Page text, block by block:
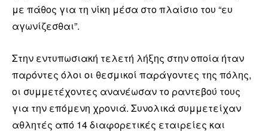
με πάθος για τη νίκη μέσα στο πλαίσιο του “ευ
αγωνίζεσθαι”.
Στην εντυπωσιακή τελετή λήξης στην οποία ήταν
παρόντες όλοι οι θεσμικοί παράγοντες της πόλης,
οι συμμετέχοντες ανανέωσαν το ραντεβού τους
για την επόμενη χρονιά. Συνολικά συμμετείχαν
αθλητές από 14 διαφορετικές εταιρείες και